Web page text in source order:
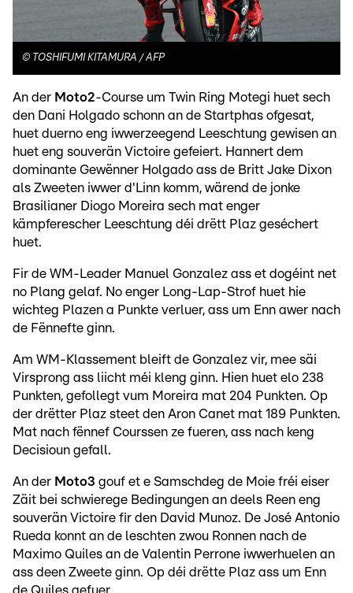
© TOSHIFUMI KITAMURA / AFP
An der Moto2-Course um Twin Ring Motegi huet sech
den Dani Holgado schonn an de Startphas ofgesat,
huet duerno eng iwwerzeegend Leeschtung gewisen an
huet eng souverän Victoire gefeiert. Hannert dem
dominante Gewënner Holgado ass de Britt Jake Dixon
als Zweeten iwwer d'Linn komm, wärend de jonke
Brasilianer Diogo Moreira sech mat enger
kämpferescher Leeschtung déi drëtt Plaz geséchert
huet.
Fir de WM-Leader Manuel Gonzalez ass et dogéint net
no Plang gelaf. No enger Long-Lap-Strof huet hie
wichteg Plazen a Punkte verluer, ass um Enn awer nach
de Fënnefte ginn.
Am WM-Klassement bleift de Gonzalez vir, mee säi
Virsprong ass liicht méi kleng ginn. Hien huet elo 238
Punkten, gefollegt vum Moreira mat 204 Punkten. Op
der drëtter Plaz steet den Aron Canet mat 189 Punkten.
Mat nach fënnef Courssen ze fueren, ass nach keng
Decisioun gefall.
An der Moto3 gouf et e Samschdeg de Moie fréi eiser
Zäit bei schwierege Bedingungen an deels Reen eng
souverän Victoire fir den David Munoz. De José Antonio
Rueda konnt an de leschten zwou Ronnen nach de
Maximo Quiles an de Valentin Perrone iwwerhuelen an
ass deen Zweete ginn. Op déi drëtte Plaz ass um Enn